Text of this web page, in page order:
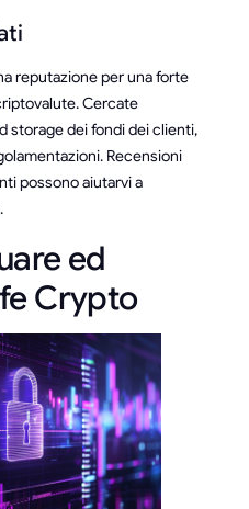
reputazione per una forte
Cercate
storage dei fondi dei clienti,
Recensioni
possono aiutarvi a
ed
Crypto